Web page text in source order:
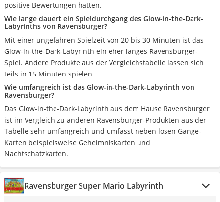
positive Bewertungen hatten.
Wie lange dauert ein Spieldurchgang des Glow-in-the-Dark-
Labyrinths von Ravensburger?
Mit einer ungefähren Spielzeit von 20 bis 30 Minuten ist das
Glow-in-the-Dark-Labyrinth ein eher langes Ravensburger-
Spiel. Andere Produkte aus der Vergleichstabelle lassen sich
teils in 15 Minuten spielen.
Wie umfangreich ist das Glow-in-the-Dark-Labyrinth von
Ravensburger?
Das Glow-in-the-Dark-Labyrinth aus dem Hause Ravensburger
ist im Vergleich zu anderen Ravensburger-Produkten aus der
Tabelle sehr umfangreich und umfasst neben losen Gänge-
Karten beispielsweise Geheimniskarten und
Nachtschatzkarten.
Ravensburger Super Mario Labyrinth